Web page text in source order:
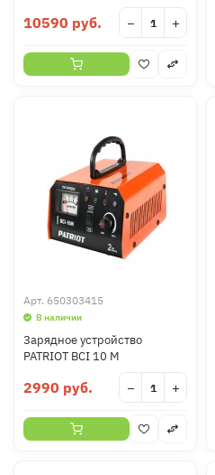
10590 руб. − +
Арт. 650303415
В наличии
Зарядное устройство
PATRIOT BCI 10 M
2990 руб. − +